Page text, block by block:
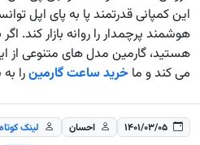
این کمپانی قدرتمند پا به پای اپل
هوشمند پرچمدار را روانه بازار کند.
هستید، گارمین مدل های متنوعی از
می کند و ما خرید ساعت گارمینرا
۱۴۰۱/۰۳/۰۵ احسان
لینک کوتاه